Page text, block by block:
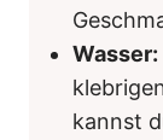
Wasser:
kannst